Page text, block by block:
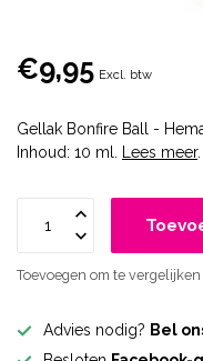
€9,95 Excl. btw
Gellak Bonfire Ball -
Inhoud: 10 ml.
Lees meer.
Toevoegen om te vergelijken
Advies nodig? Bel